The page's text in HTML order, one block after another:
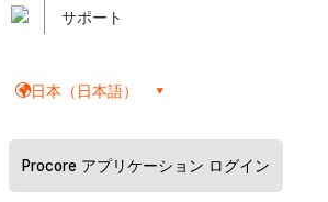
サポート
日本（日本語）
Procore アプリケーション ログイン